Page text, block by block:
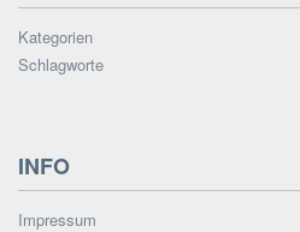
Kategorien
Schlagworte
INFO
Impressum